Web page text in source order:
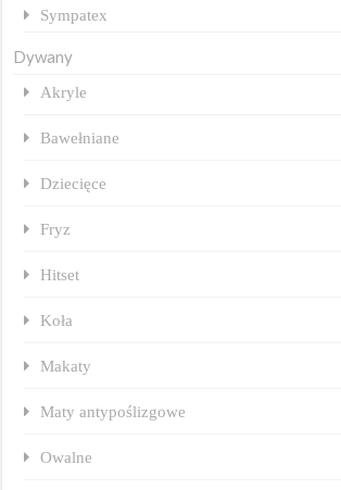
Sympatex
Dywany
Akryle
Bawełniane
Dziecięce
Fryz
Hitset
Koła
Makaty
Maty antypoślizgowe
Owalne